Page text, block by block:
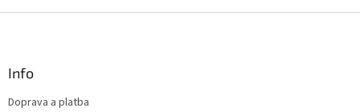
Info
Doprava a platba